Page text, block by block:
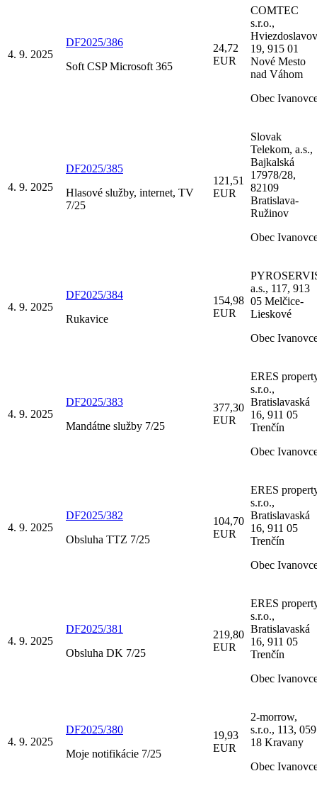
4. 9. 2025
DF2025/386
Soft CSP Microsoft 365
24,72
EUR
COMTEC
s.r.o.,
19, 915 01
Nové Mesto
nad Váhom
Obec
4. 9. 2025
DF2025/385
Hlasové služby, internet, TV
7/25
121,51
EUR
Slovak
Telekom, a.s.,
Bajkalská
17978/28,
82109
Bratislava-
Ružinov
Obec
4. 9. 2025
DF2025/384
Rukavice
154,98
EUR
a.s., 117, 913
05 Melčice-
Lieskové
Obec
4. 9. 2025
DF2025/383
Mandátne služby 7/25
377,30
EUR
ERES
s.r.o.,
Bratislavaská
16, 911 05
Trenčín
Obec
4. 9. 2025
DF2025/382
Obsluha TTZ 7/25
104,70
EUR
ERES
s.r.o.,
Bratislavaská
16, 911 05
Trenčín
Obec
4. 9. 2025
DF2025/381
Obsluha DK 7/25
219,80
EUR
ERES
s.r.o.,
Bratislavaská
16, 911 05
Trenčín
Obec
4. 9. 2025
DF2025/380
Moje notifikácie 7/25
19,93
EUR
2-morrow,
s.r.o., 113, 059
18 Kravany
Obec